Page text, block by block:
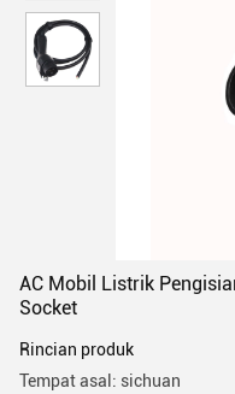
AC Mobil Listrik
Socket
Rincian produk
Tempat asal: sichuan